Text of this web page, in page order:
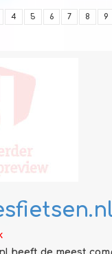
4 5 6 7 8 9